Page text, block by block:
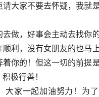
大家不要去怀疑，我就
做，好事会主动去找你
顺利，没有女朋友的也马
着你的！但这一切的前提
极行善！
大家一起加油努力！为